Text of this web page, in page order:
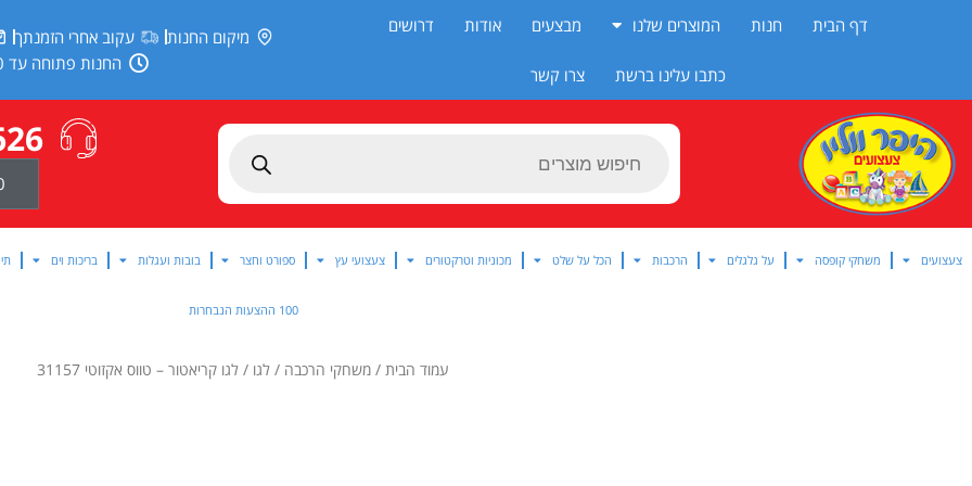
דף הבית חנות המוצרים שלנו מבצעים אודות דרושים
כתבו עלינו ברשת צרו קשר
מיקום החנות עקוב אחרי הזמנתך
החנות פתוחה עד 20:00
Products
צעצועים משחקי קופסה על גלגלים הרכבות הכל על שלט מכוניות וטרקטורים צעצועי עץ ספורט וחצר בובות ועגלות בריכות וים
100 ההצעות הנבחרות
עמוד הבית / משחקי הרכבה / לגו / לגו קריאטור – טווס אקזוטי 31157